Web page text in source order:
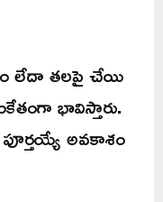
లేదా తలపై చేయి
భావిస్తారు.
అవకాశం